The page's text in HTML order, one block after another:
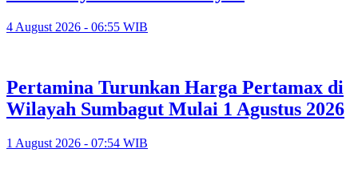
4 August 2026 - 06:55 WIB
Pertamina Turunkan Harga Pertamax di
Wilayah Sumbagut Mulai 1 Agustus 2026
1 August 2026 - 07:54 WIB